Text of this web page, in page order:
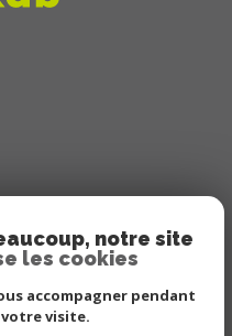
notre site
les cookies
accompagner pendant
votre visite.